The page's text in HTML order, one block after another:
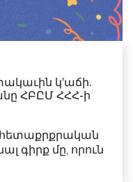
կ’աճի.
ՀԲԸՄ ՀՀՀ-ի
հետաքրքրական
գիրք մը, որուն